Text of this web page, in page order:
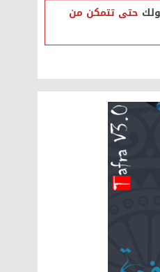
حتى تتمكن من